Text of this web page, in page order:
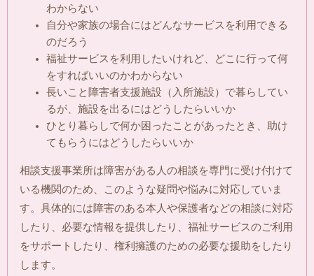
わからない
自分や家族の場合にはどんなサービスを利用できる
のだろう
福祉サービスを利用したいけれど、どこに行って何
をすればいいのかわからない
長いこと障害者支援施設（入所施設）で暮らしてい
るが、施設を出るにはどうしたらいいか
ひとり暮らしで何か困ったことがあったとき、助け
てもらうにはどうしたらいいか
相談支援事業所は障害がある人の相談を専門に受け付けて
いる機関のため、このような疑問や悩みに対応していま
す。具体的には障害のある本人や保護者などの相談に対応
したり、必要な情報を提供したり、福祉サービスのご利用
をサポートしたり、権利擁護のための必要な援助をしたり
します。